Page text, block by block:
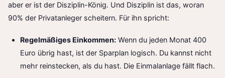
aber er ist der Disziplin-König. Und Disziplin ist das, woran
90% der Privatanleger scheitern. Für ihn spricht:
Regelmäßiges Einkommen: Wenn du jeden Monat 400
Euro übrig hast, ist der Sparplan logisch. Du kannst nicht
mehr reinstecken, als du hast. Die Einmalanlage fällt flach.